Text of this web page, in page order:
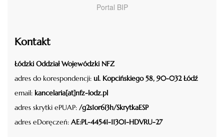
Portal BIP
Kontakt
Łódzki Oddział Wojewódzki NFZ
adres do korespondencji: ul. Kopcińskiego 58, 90-032 Łódź
email: kancelaria[at]nfz-lodz.pl
adres skrytki ePUAP: /g2s1or6i3h/SkrytkaESP
adres eDoręczeń: AE:PL-44541-11301-HDVRU-27